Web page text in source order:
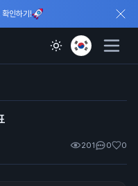
인하기!
201 0 0